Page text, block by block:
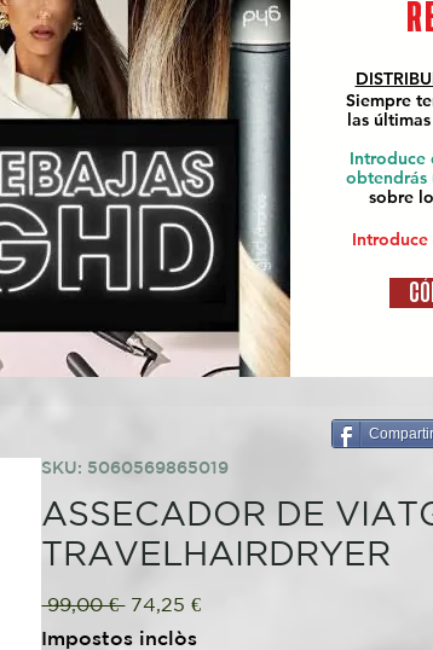
Siempre
las
Introduce
obtendrás
sobre
SKU: 5060569865019
ASSECADOR DE
TRAVELHAIRDRYER
99,00 € Preu
normal
74,25 €Preu
Impostos inclòs
Compartir